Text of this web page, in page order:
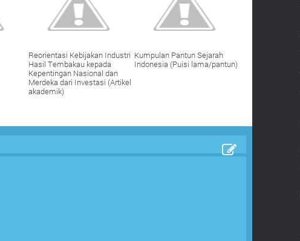
Reorientasi Kebijakan Industri
Hasil Tembakau kepada
Kepentingan Nasional dan
Merdeka dari Investasi (Artikel
akademik)
Kumpulan Pantun Sejarah
Indonesia (Puisi lama/pantun)